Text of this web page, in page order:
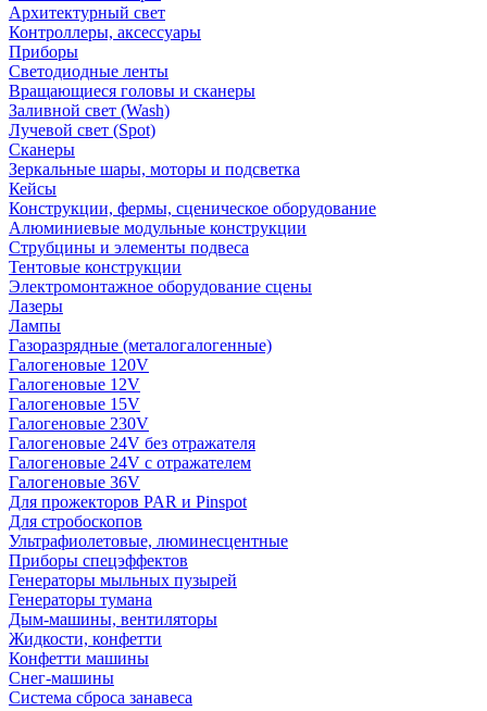
Архитектурный свет
Контроллеры, аксессуары
Приборы
Светодиодные ленты
Вращающиеся головы и сканеры
Заливной свет (Wash)
Лучевой свет (Spot)
Сканеры
Зеркальные шары, моторы и подсветка
Кейсы
Конструкции, фермы, сценическое оборудование
Алюминиевые модульные конструкции
Струбцины и элементы подвеса
Тентовые конструкции
Электромонтажное оборудование сцены
Лазеры
Лампы
Газоразрядные (металогалогенные)
Галогеновые 120V
Галогеновые 12V
Галогеновые 15V
Галогеновые 230V
Галогеновые 24V без отражателя
Галогеновые 24V с отражателем
Галогеновые 36V
Для прожекторов PAR и Pinspot
Для стробоскопов
Ультрафиолетовые, люминесцентные
Приборы спецэффектов
Генераторы мыльных пузырей
Генераторы тумана
Дым-машины, вентиляторы
Жидкости, конфетти
Конфетти машины
Снег-машины
Система сброса занавеса